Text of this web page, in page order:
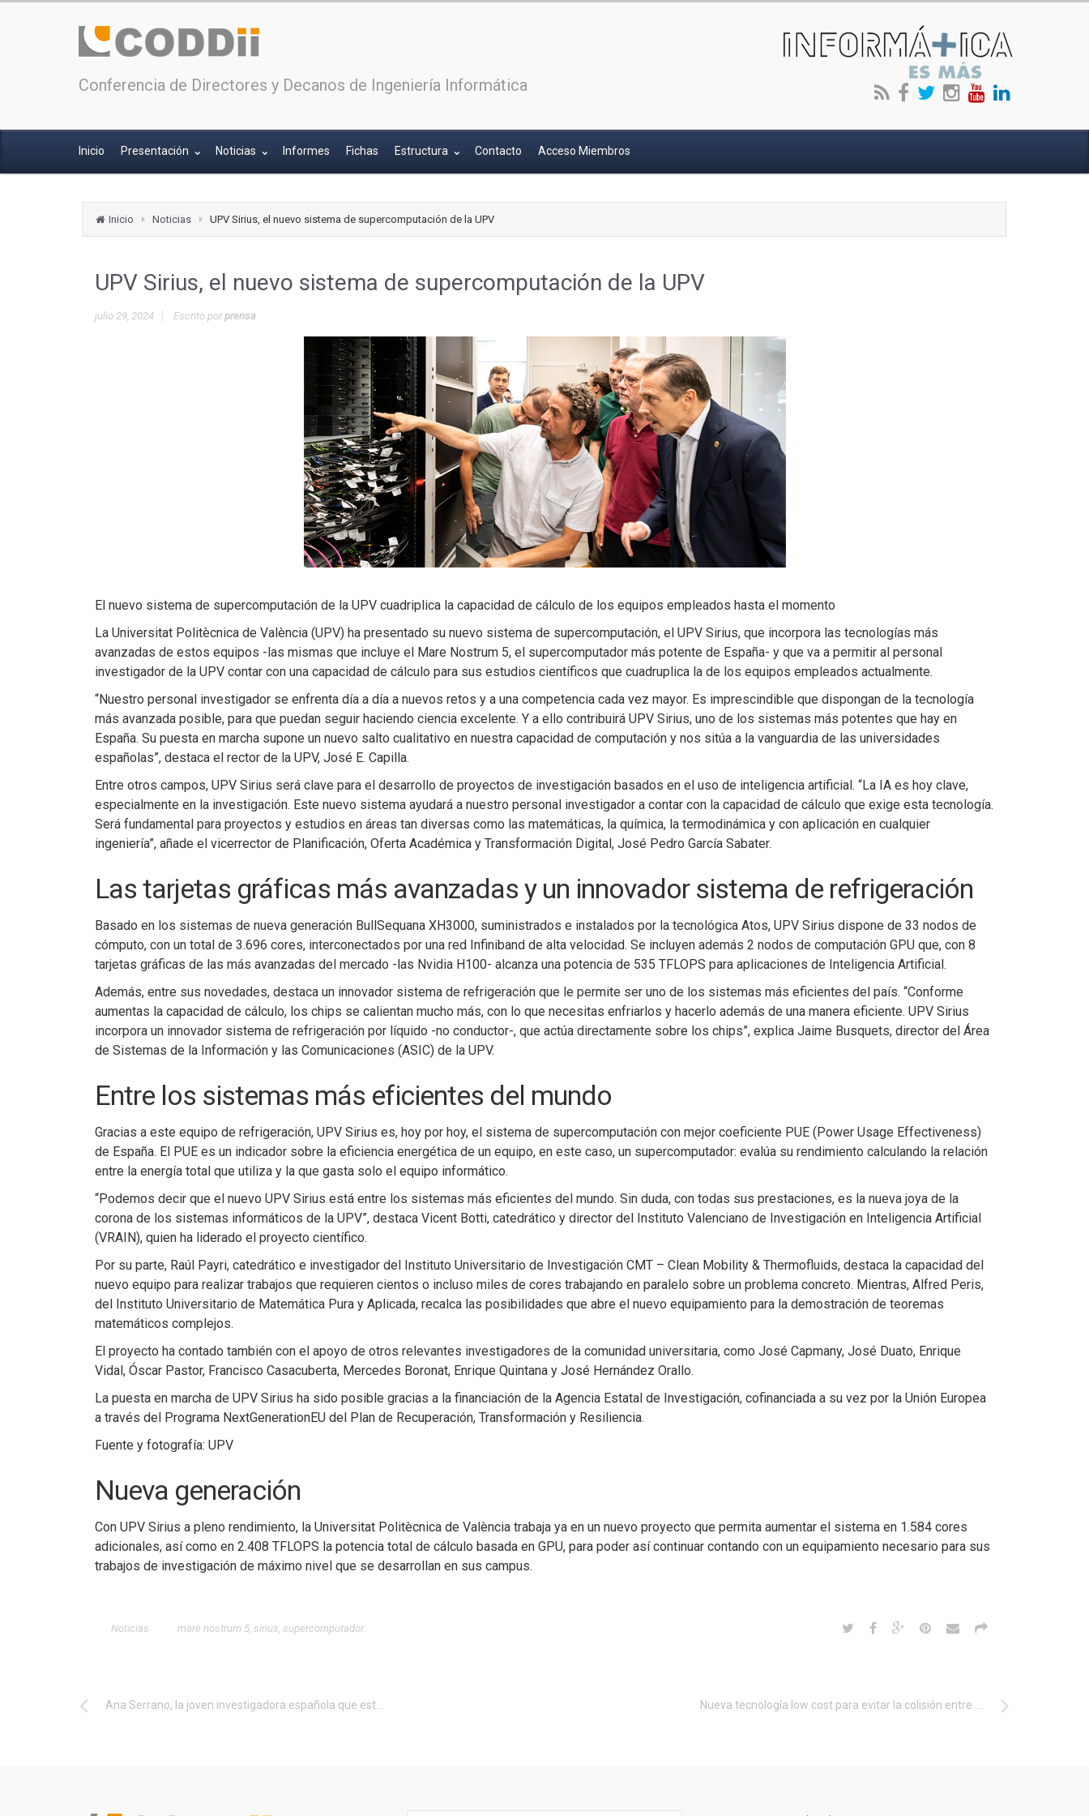
Conferencia de Directores y Decanos de Ingeniería Informática
Inicio Presentación Noticias Informes Fichas Estructura Contacto Acceso Miembros
Inicio Noticias UPV Sirius, el nuevo sistema de supercomputación de la UPV
UPV Sirius, el nuevo sistema de supercomputación de la UPV
julio 29, 2024 Escrito porprensa
El nuevo sistema de supercomputación de la UPV cuadriplica la capacidad de cálculo de los equipos empleados hasta el momento
La Universitat Politècnica de València (UPV) ha presentado su nuevo sistema de supercomputación, el UPV Sirius, que incorpora las tecnologías más
avanzadas de estos equipos -las mismas que incluye el Mare Nostrum 5, el supercomputador más potente de España- y que va a permitir al personal
investigador de la UPV contar con una capacidad de cálculo para sus estudios científicos que cuadruplica la de los equipos empleados actualmente.
“Nuestro personal investigador se enfrenta día a día a nuevos retos y a una competencia cada vez mayor. Es imprescindible que dispongan de la tecnología
más avanzada posible, para que puedan seguir haciendo ciencia excelente. Y a ello contribuirá UPV Sirius, uno de los sistemas más potentes que hay en
España. Su puesta en marcha supone un nuevo salto cualitativo en nuestra capacidad de computación y nos sitúa a la vanguardia de las universidades
españolas”, destaca el rector de la UPV, José E. Capilla.
Entre otros campos, UPV Sirius será clave para el desarrollo de proyectos de investigación basados en el uso de inteligencia artificial. “La IA es hoy clave,
especialmente en la investigación. Este nuevo sistema ayudará a nuestro personal investigador a contar con la capacidad de cálculo que exige esta tecnología.
Será fundamental para proyectos y estudios en áreas tan diversas como las matemáticas, la química, la termodinámica y con aplicación en cualquier
ingeniería”, añade el vicerrector de Planificación, Oferta Académica y Transformación Digital, José Pedro García Sabater.
Las tarjetas gráficas más avanzadas y un innovador sistema de refrigeración
Basado en los sistemas de nueva generación BullSequana XH3000, suministrados e instalados por la tecnológica Atos, UPV Sirius dispone de 33 nodos de
cómputo, con un total de 3.696 cores, interconectados por una red Infiniband de alta velocidad. Se incluyen además 2 nodos de computación GPU que, con 8
tarjetas gráficas de las más avanzadas del mercado -las Nvidia H100- alcanza una potencia de 535 TFLOPS para aplicaciones de Inteligencia Artificial.
Además, entre sus novedades, destaca un innovador sistema de refrigeración que le permite ser uno de los sistemas más eficientes del país. “Conforme
aumentas la capacidad de cálculo, los chips se calientan mucho más, con lo que necesitas enfriarlos y hacerlo además de una manera eficiente. UPV Sirius
incorpora un innovador sistema de refrigeración por líquido -no conductor-, que actúa directamente sobre los chips”, explica Jaime Busquets, director del Área
de Sistemas de la Información y las Comunicaciones (ASIC) de la UPV.
Entre los sistemas más eficientes del mundo
Gracias a este equipo de refrigeración, UPV Sirius es, hoy por hoy, el sistema de supercomputación con mejor coeficiente PUE (Power Usage Effectiveness)
de España. El PUE es un indicador sobre la eficiencia energética de un equipo, en este caso, un supercomputador: evalúa su rendimiento calculando la relación
entre la energía total que utiliza y la que gasta solo el equipo informático.
“Podemos decir que el nuevo UPV Sirius está entre los sistemas más eficientes del mundo. Sin duda, con todas sus prestaciones, es la nueva joya de la
corona de los sistemas informáticos de la UPV”, destaca Vicent Botti, catedrático y director del Instituto Valenciano de Investigación en Inteligencia Artificial
(VRAIN), quien ha liderado el proyecto científico.
Por su parte, Raúl Payri, catedrático e investigador del Instituto Universitario de Investigación CMT – Clean Mobility & Thermofluids, destaca la capacidad del
nuevo equipo para realizar trabajos que requieren cientos o incluso miles de cores trabajando en paralelo sobre un problema concreto. Mientras, Alfred Peris,
del Instituto Universitario de Matemática Pura y Aplicada, recalca las posibilidades que abre el nuevo equipamiento para la demostración de teoremas
matemáticos complejos.
El proyecto ha contado también con el apoyo de otros relevantes investigadores de la comunidad universitaria, como José Capmany, José Duato, Enrique
Vidal, Óscar Pastor, Francisco Casacuberta, Mercedes Boronat, Enrique Quintana y José Hernández Orallo.
La puesta en marcha de UPV Sirius ha sido posible gracias a la financiación de la Agencia Estatal de Investigación, cofinanciada a su vez por la Unión Europea
a través del Programa NextGenerationEU del Plan de Recuperación, Transformación y Resiliencia.
Fuente y fotografía: UPV
Nueva generación
Con UPV Sirius a pleno rendimiento, la Universitat Politècnica de València trabaja ya en un nuevo proyecto que permita aumentar el sistema en 1.584 cores
adicionales, así como en 2.408 TFLOPS la potencia total de cálculo basada en GPU, para poder así continuar contando con un equipamiento necesario para sus
trabajos de investigación de máximo nivel que se desarrollan en sus campus.
Noticias mare nostrum 5 sirius supercomputador